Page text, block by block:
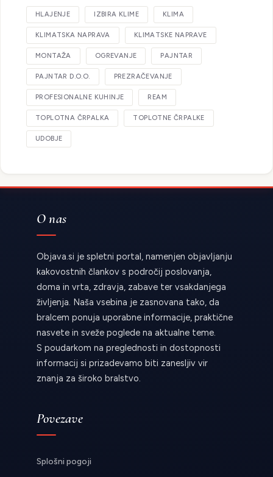
HLAJENJE IZBIRA KLIME KLIMA
KLIMATSKA NAPRAVA KLIMATSKE NAPRAVE
MONTAŽA OGREVANJE PAJNTAR
PAJNTAR D.O.O. PREZRAČEVANJE
PROFESIONALNE KUHINJE REAM
TOPLOTNA ČRPALKA TOPLOTNE ČRPALKE
UDOBJE
O nas
Objava.si je spletni portal, namenjen objavljanju
kakovostnih člankov s področij poslovanja,
doma in vrta, zdravja, zabave ter vsakdanjega
življenja. Naša vsebina je zasnovana tako, da
bralcem ponuja uporabne informacije, praktične
nasvete in sveže poglede na aktualne teme.
S poudarkom na preglednosti in dostopnosti
informacij si prizadevamo biti zanesljiv vir
znanja za široko bralstvo.
Povezave
Splošni pogoji